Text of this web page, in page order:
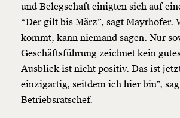
und Belegschaft einigten sich auf
“Der gilt bis März”, sagt Mayrhofer.
kommt, kann niemand sagen. Nur
Geschäftsführung zeichnet kein
Ausblick ist nicht positiv. Das ist
einzigartig, seitdem ich hier bin”,
Betriebsratschef.